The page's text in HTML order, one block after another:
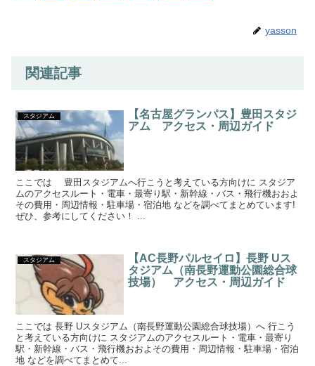
yasson
関連記事
スタジアム
【名古屋グランパス】豊田スタジ
アム アクセス・周辺ガイド
ここでは 豊田スタジアムへ行こうと考えている方向けに スタジア
ムのアクセスルート・電車・最寄り駅・新幹線・バス・飛行機おおよ
その費用・周辺情報・駐車場・宿泊地 などを調べてまとめています!
ぜひ、参考にしてください！ ...
スタジアム
【AC長野パルセイロ】長野 Uス
タジアム（南長野運動公園総合球
技場） アクセス・周辺ガイド
ここでは 長野 Uスタジアム（南長野運動公園総合球技場）へ 行こう
と考えている方向けに スタジアムのアクセスルート・電車・最寄り
駅・新幹線・バス・飛行機おおよその費用・周辺情報・駐車場・宿泊
地 などを調べてまとめて...